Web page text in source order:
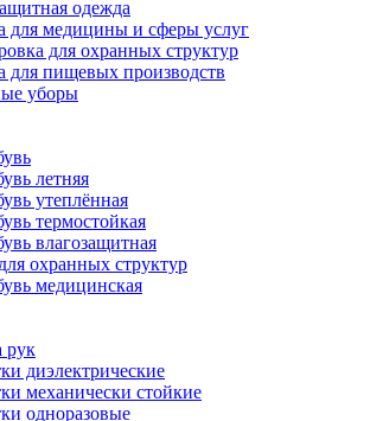
одежда
для медицины и сферы услуг
для охранных структур
для пищевых производств
уборы
летняя
утеплённая
термостойкая
влагозащитная
охранных структур
медицинская
рук
диэлектрические
механически стойкие
одноразовые